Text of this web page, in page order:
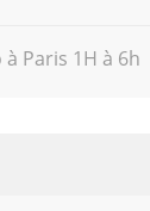
Paris 1H à 6h